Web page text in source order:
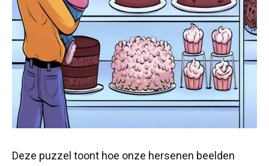
Deze puzzel toont hoe onze hersenen beelden